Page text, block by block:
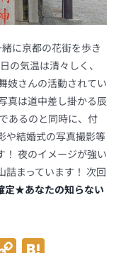
に京都の花街を歩き
の気温は清々しく、
妓さんの活動されてい
真は道中差し掛かる辰
あるのと同時に、付
や結婚式の写真撮影等
！ 夜のイメージが強い
まっています！ 次回
★あなたの知らない